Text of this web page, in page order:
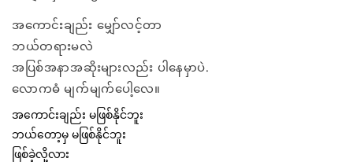
အကောင်းချည်း မျှော်လင့်တာ
ဘယ်တရားမလဲ
အပြစ်အနာအဆိုးများလည်း ပါနေမှာပဲ.
လောကဓံ မျက်မျက်ပေါ့လေ။
အကောင်းချည်း မဖြစ်နိုင်ဘူး
ဘယ်တော့မှ မဖြစ်နိုင်ဘူး
ဖြစ်ခဲ့လို့လား